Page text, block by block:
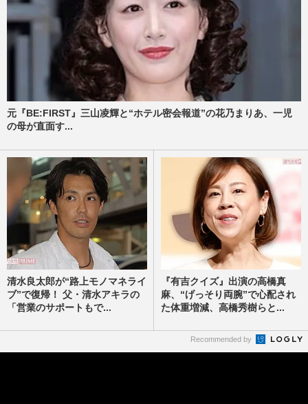
元『BE:FIRST』三山凌輝と“ホテル密会報道”の花乃まりあ、一児
の母が直面す...
清水良太郎が“路上モノマネライ
ブ”で復帰！ 父・清水アキラの
「営業のサポートもで...
『有吉クイズ』出演の高橋真
麻、“げっそり両腕”で心配され
た体重増減、高橋秀樹らと...
Recommended by